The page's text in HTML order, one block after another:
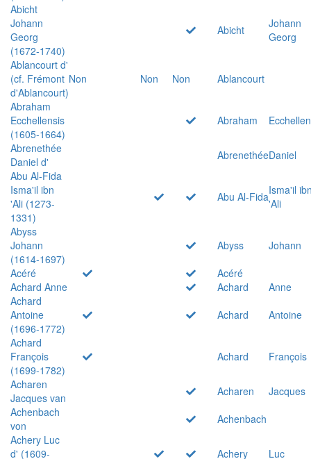
Abicht
Johann
Georg
(1672-1740)
Abicht
Johann
Georg
Ablancourt d'
(cf. Frémont
d'Ablancourt)
Non Non Non
Ablancourt
Abraham
Ecchellensis
(1605-1664)
Abraham
Abrenethée
Daniel d'
AbrenethéeDaniel
Abu Al-Fida
Isma'il ibn
'Ali (1273-
1331)
Abu Al-FidaIsma'il
'Ali
Abyss
Johann
(1614-1697)
Abyss
Johann
Acéré
Acéré
Achard Anne
Achard
Anne
Achard
Antoine
(1696-1772)
Achard
Antoine
Achard
François
(1699-1782)
Achard
François
Acharen
Jacques van
Acharen
Jacques
Achenbach
von
Achenbach
Achery Luc
d' (1609-
Achery
Luc